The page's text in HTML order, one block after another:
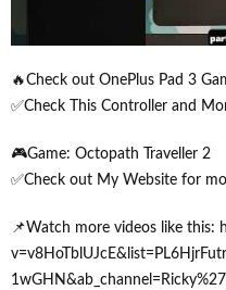
🔥Check out OnePlus Pad 3
✅Check This Controller and
🎮Game: Octopath Traveller 2
✅Check out My Website for
📌Watch more videos like